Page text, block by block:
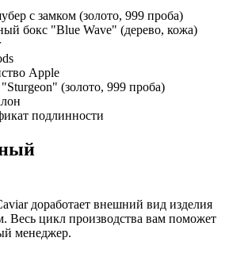
с замком (золото, 999 проба)
бокс "Blue Wave" (дерево, кожа)
Apple
(золото, 999 проба)
подлинности
доработает внешний вид изделия
Весь цикл производства вам поможет
менеджер.